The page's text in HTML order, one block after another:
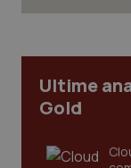
Ultime
Gold